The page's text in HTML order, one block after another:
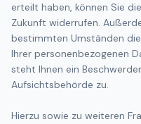
erteilt haben, können Sie
Zukunft widerrufen.
bestimmten Umständen
Ihrer personenbezogenen
steht Ihnen ein
Aufsichtsbehörde zu.
Hierzu sowie zu weiteren